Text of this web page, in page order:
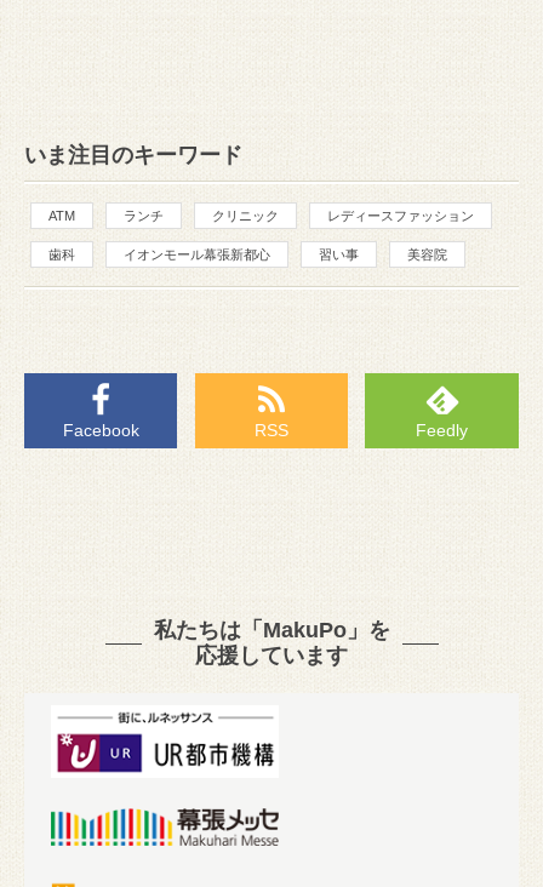
いま注目のキーワード
ATM ランチ クリニック レディースファッション
歯科 イオンモール幕張新都心 習い事 美容院
Facebook RSS Feedly
私たちは「MakuPo」を
応援しています